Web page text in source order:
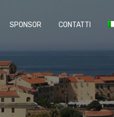
SPONSOR CONTATTI